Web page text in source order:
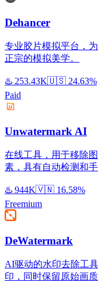
Dehancer
专业胶片模拟平台，
正宗的模拟美学。
♨️ 253.43K🇺🇸 24.63%
Paid
Unwatermark AI
在线工具，用于移除
素，具有自动检测和手
♨️ 944K🇻🇳 16.58%
Freemium
DeWatermark
AI驱动的水印去除工
印，同时保留原始画质